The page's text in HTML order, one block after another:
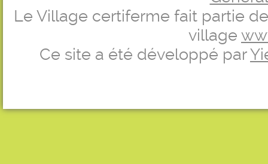
Le Village certiferme fait partie
village
Ce site a été développé par